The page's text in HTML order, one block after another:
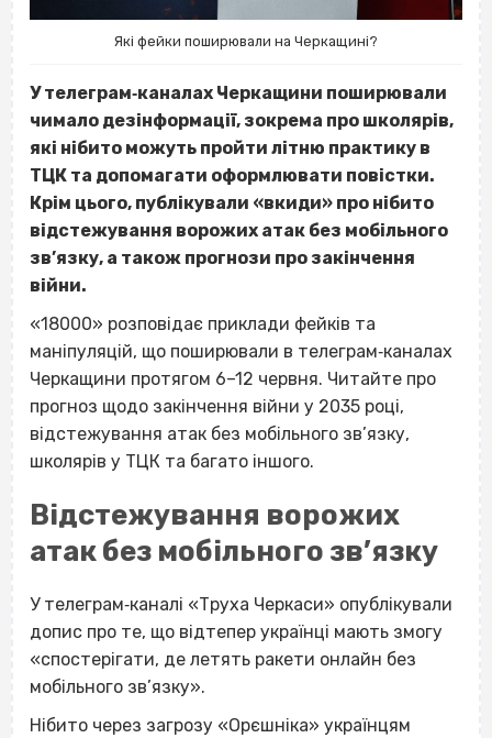
Які фейки поширювали на Черкащині?
У телеграм‐каналах Черкащини поширювали
чимало дезінформації, зокрема про школярів,
які нібито можуть пройти літню практику в
ТЦК та допомагати оформлювати повістки.
Крім цього, публікували «вкиди» про нібито
відстежування ворожих атак без мобільного
зв’язку, а також прогнози про закінчення
війни.
«18000» розповідає приклади фейків та
маніпуляцій, що поширювали в телеграм‐каналах
Черкащини протягом 6–12 червня. Читайте про
прогноз щодо закінчення війни у 2035 році,
відстежування атак без мобільного зв’язку,
школярів у ТЦК та багато іншого.
Відстежування ворожих
атак без мобільного зв’язку
У телеграм‐каналі «Труха Черкаси» опублікували
допис про те, що відтепер українці мають змогу
«спостерігати, де летять ракети онлайн без
мобільного зв’язку».
Нібито через загрозу «Орєшніка» українцям